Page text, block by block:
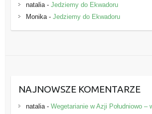
natalia- Jedziemy do Ekwadoru
Monika- Jedziemy do Ekwadoru
NAJNOWSZE KOMENTARZE
natalia- Wegetarianie w Azji Południowo –